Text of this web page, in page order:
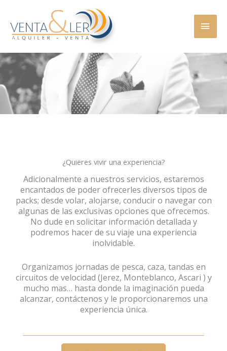
contenido
¿Quieres vivir una experiencia?
Adicionalmente a nuestros servicios, estaremos
encantados de poder ofrecerles diversos tipos de
packs; desde volar, alojarse, conducir o navegar con
algunas de las exclusivas opciones que ofrecemos.
No dude en solicitar información detallada y
podremos hacer de su viaje una experiencia
inolvidable.
Organizamos jornadas de pesca, caza, tandas en
circuitos de velocidad (Jerez, Monteblanco, Ascari ) y
mucho mas… hasta donde la imaginación pueda
alcanzar, contáctenos y le proporcionaremos una
experiencia única.